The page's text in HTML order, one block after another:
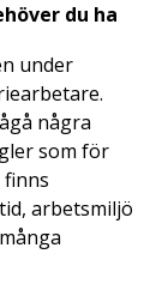
du ha
under
några
som för
finns
arbetsmiljö